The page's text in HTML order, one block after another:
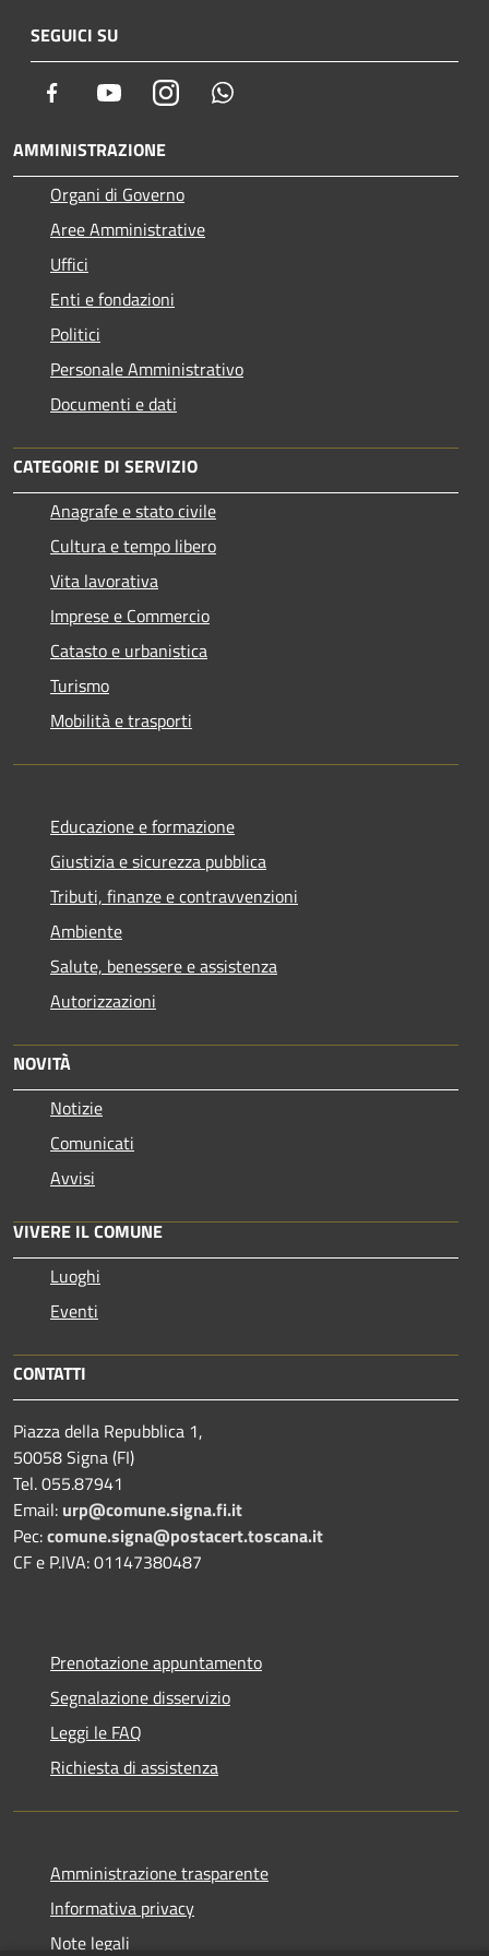
SEGUICI SU
Facebook YoutubeInstagram
AMMINISTRAZIONE
Organi di Governo
Aree Amministrative
Uffici
Enti e fondazioni
Politici
Personale Amministrativo
Documenti e dati
CATEGORIE DI SERVIZIO
Anagrafe e stato civile
Cultura e tempo libero
Vita lavorativa
Imprese e Commercio
Catasto e urbanistica
Turismo
Mobilità e trasporti
Educazione e formazione
Giustizia e sicurezza pubblica
Tributi, finanze e contravvenzioni
Ambiente
Salute, benessere e assistenza
Autorizzazioni
NOVITÀ
Notizie
Comunicati
Avvisi
VIVERE IL COMUNE
Luoghi
Eventi
CONTATTI
Piazza della Repubblica 1,
50058 Signa (FI)
Tel. 055.87941
Email: urp@comune.signa.fi.it
Pec:comune.signa@postacert.toscana.it
CF e P.IVA: 01147380487
Prenotazione appuntamento
Segnalazione disservizio
Leggi le FAQ
Richiesta di assistenza
Amministrazione trasparente
Informativa privacy
Note legali